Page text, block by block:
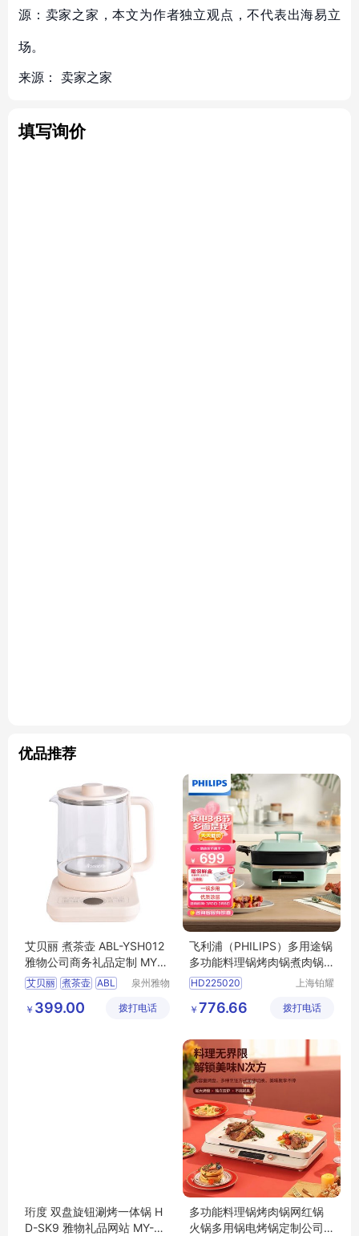
源：卖家之家，本文为作者独立观点，不代表出海易立
场。
来源： 卖家之家
填写询价
优品推荐
艾贝丽 煮茶壶 ABL-YSH012
雅物公司商务礼品定制 MY-A
BL-(T)-118
艾贝丽 煮茶壶 ABL
公司商务礼品定制
MY
泉州雅物
公司
￥ 399.00 拨打电话
飞利浦（PHILIPS）多用途锅
多功能料理锅烤肉锅煮肉锅
家用电热火锅网红款HD225
0/20挺值
HD225020
上海铂耀
有限公司
￥ 776.66 拨打电话
珩度 双盘旋钮涮烤一体锅 H
D-SK9 雅物礼品网站 MY-HD
多功能料理锅烤肉锅网红锅
火锅多用锅电烤锅定制公司